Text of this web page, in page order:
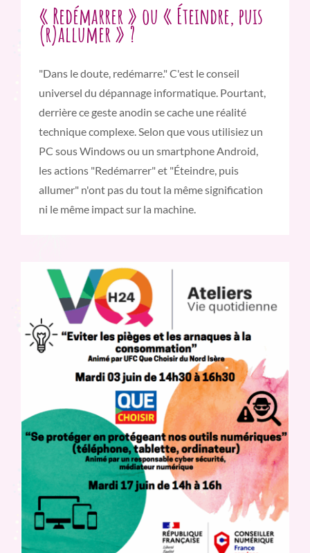
« Redémarrer » ou « Éteindre, puis
(r)allumer » ?
"Dans le doute, redémarre." C'est le conseil
universel du dépannage informatique. Pourtant,
derrière ce geste anodin se cache une réalité
technique complexe. Selon que vous utilisiez un
PC sous Windows ou un smartphone Android,
les actions "Redémarrer" et "Éteindre, puis
allumer" n'ont pas du tout la même signification
ni le même impact sur la machine.